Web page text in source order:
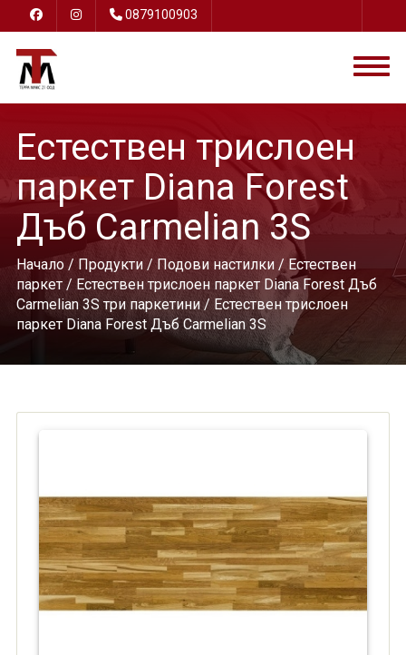
0879100903
Естествен трислоен
паркет Diana Forest
Дъб Carmelian 3S
Начало/ Продукти/Подови настилки/ Естествен
паркет/ Естествен трислоен паркет Diana Forest Дъб
Carmelian 3S три паркетини/ Естествен трислоен
паркет Diana Forest Дъб Carmelian 3S